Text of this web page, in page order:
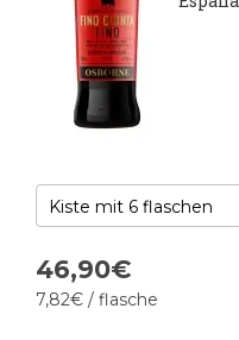
46,90€
7,82€ / flasche